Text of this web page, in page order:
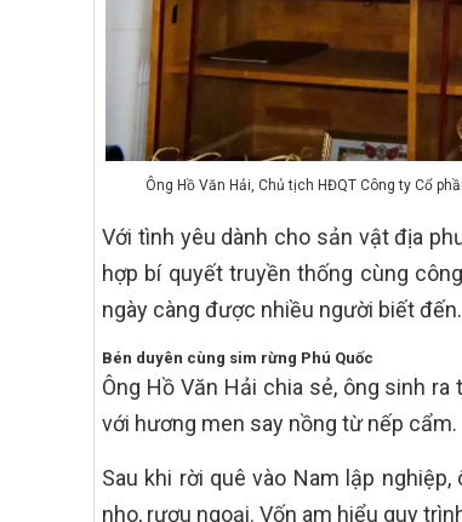
Ông Hồ Văn Hải, Chủ tịch HĐQT Công ty Cổ
Với tình yêu dành cho sản vật địa
hợp bí quyết truyền thống cùng
ngày càng được nhiều người biết đến.
Bén duyên cùng sim rừng Phú Quốc
Ông Hồ Văn Hải chia sẻ, ông sinh
với hương men say nồng từ nếp cẩm.
Sau khi rời quê vào Nam lập
nho, rượu ngoại. Vốn am hiểu quy